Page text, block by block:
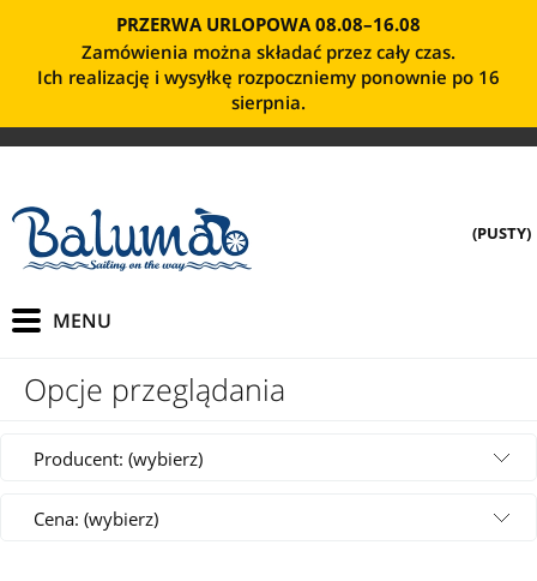
PRZERWA URLOPOWA 08.08–16.08
Zamówienia można składać przez cały czas.
Ich realizację i wysyłkę rozpoczniemy ponownie po 16
sierpnia.
(PUSTY)
Opcje przeglądania
Producent: (wybierz)
Cena: (wybierz)